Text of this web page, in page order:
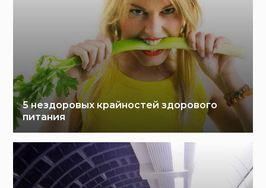
5 нездоровых крайностей здорового
питания